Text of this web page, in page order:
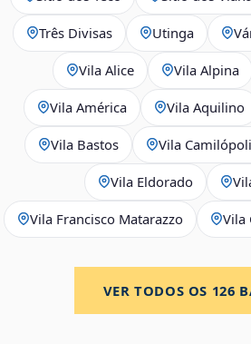
Três Divisas Utinga
Vila Alice Vila Alpina
Vila América Vila Aquilino
Vila Bastos Vila
Vila Eldorado
Vila Francisco Matarazzo Vila
VER TODOS OS 126